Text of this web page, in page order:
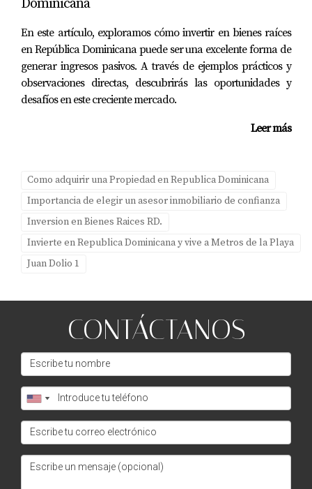
Dominicana
En este artículo, exploramos cómo invertir en bienes raíces
en República Dominicana puede ser una excelente forma de
generar ingresos pasivos. A través de ejemplos prácticos y
observaciones directas, descubrirás las oportunidades y
desafíos en este creciente mercado.
Leer más
Como adquirir una Propiedad en Republica Dominicana
Importancia de elegir un asesor inmobiliario de confianza
Inversion en Bienes Raices RD.
Invierte en Republica Dominicana y vive a Metros de la Playa
Juan Dolio 1
CONTÁCTANOS